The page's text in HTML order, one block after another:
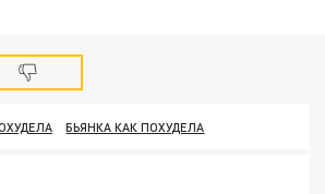
БЬЯНКА КАК ПОХУДЕЛА